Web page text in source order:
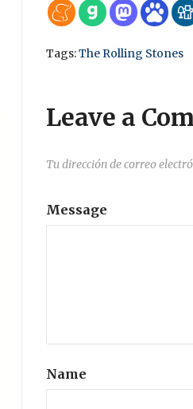
Tags:The Rolling Stones
Leave a
Tu dirección de correo
Message
Name